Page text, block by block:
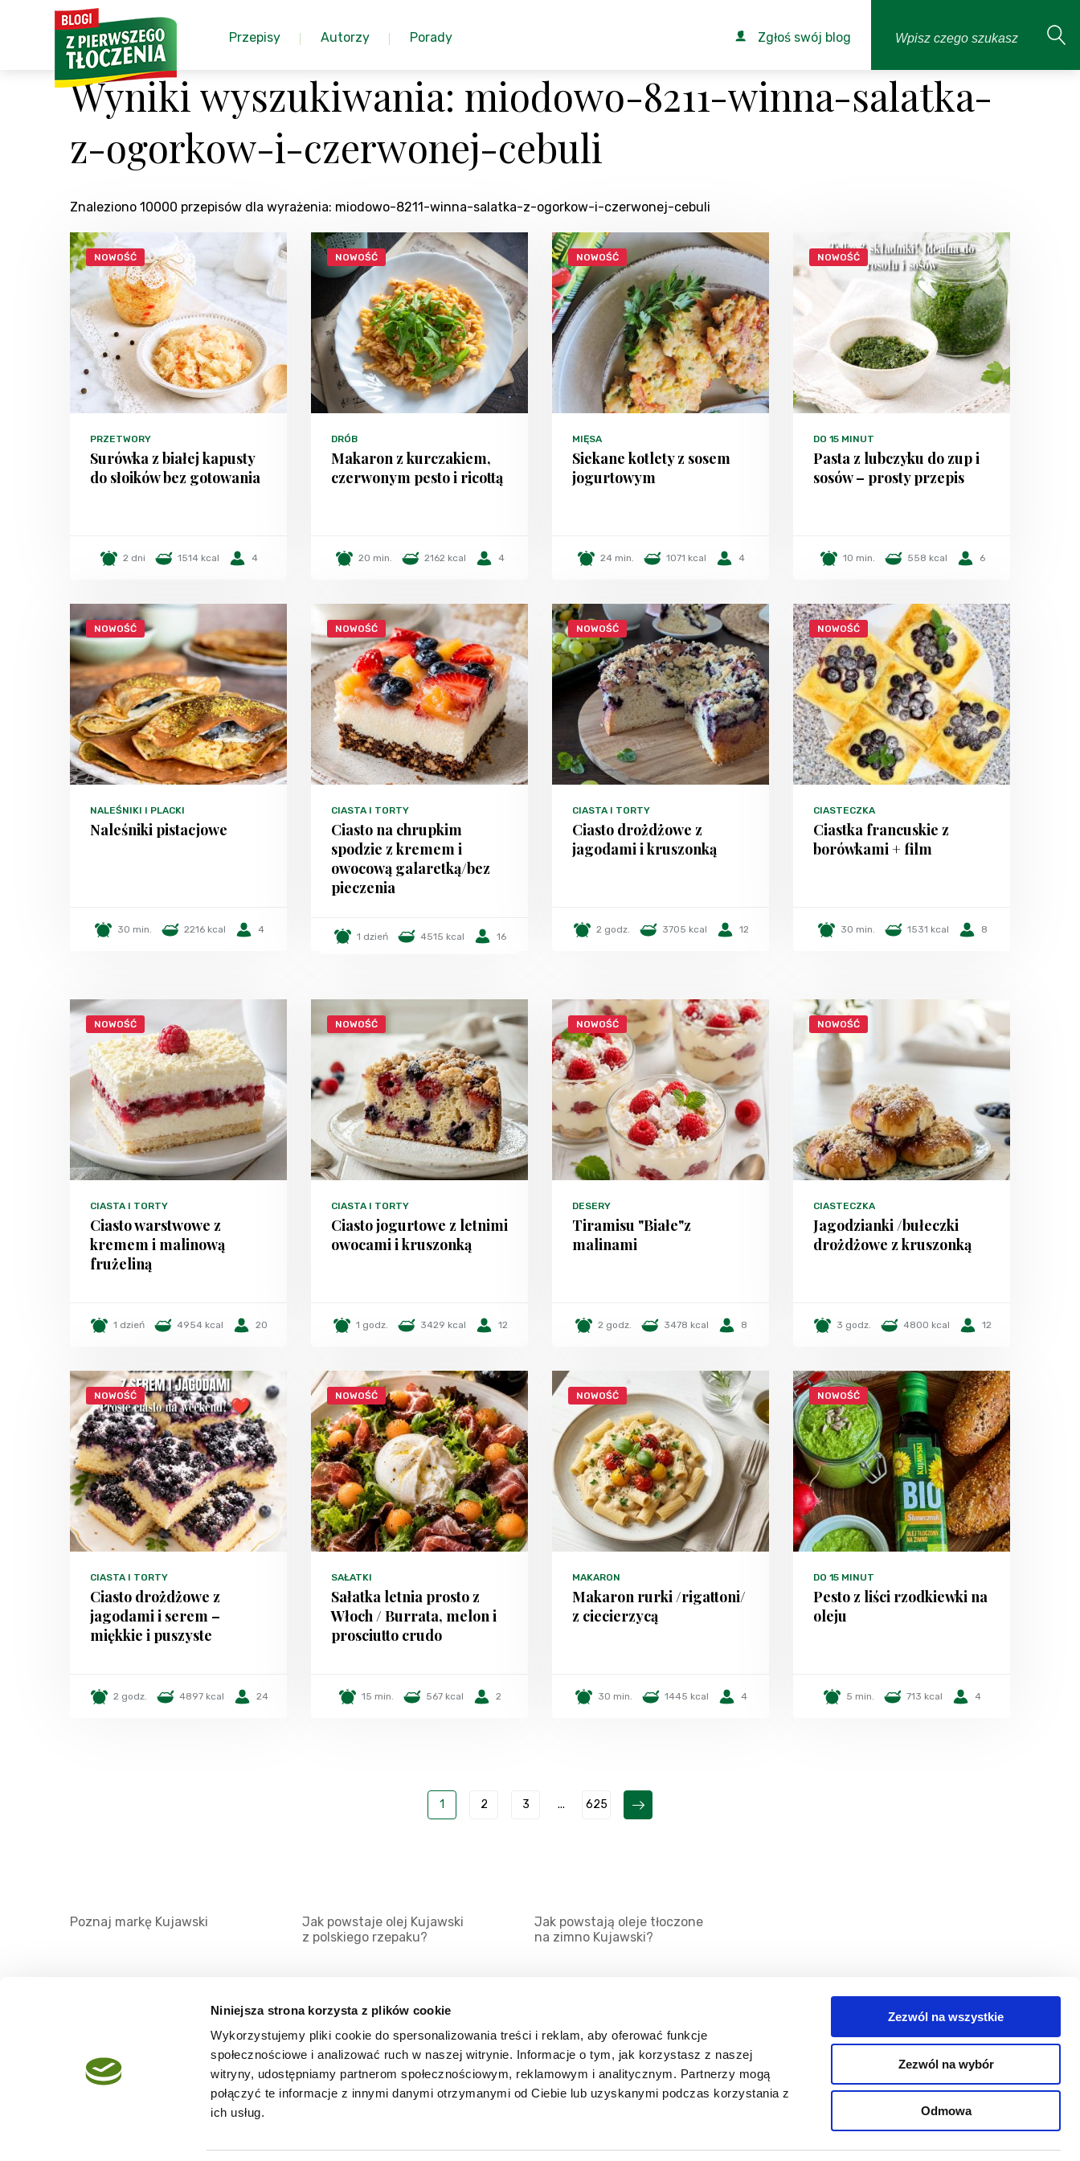
Niniejsza strona korzysta z plików cookie
Wykorzystujemy pliki cookie do spersonalizowania treści i reklam, aby oferować funkcje
społecznościowe i analizować ruch w naszej witrynie. Informacje o tym, jak korzystasz z naszej
witryny, udostępniamy partnerom społecznościowym, reklamowym i analitycznym. Partnerzy mogą
połączyć te informacje z innymi danymi otrzymanymi od Ciebie lub uzyskanymi podczas korzystania z
ich usług.
Zezwól na wszystkie
Zezwól na wybór
Odmowa
Przepisy Autorzy Porady Zgłoś swój blog
Wyniki wyszukiwania: miodowo-8211-winna-salatka-
z-ogorkow-i-czerwonej-cebuli
Znaleziono 10000 przepisów dla wyrażenia: miodowo-8211-winna-salatka-z-ogorkow-i-czerwonej-cebuli
NOWOŚĆ
PRZETWORY
Surówka z białej kapusty
do słoików bez gotowania
2 dni 1514 kcal 4
NOWOŚĆ
DRÓB
Makaron z kurczakiem,
czerwonym pesto i ricottą
20 min. 2162 kcal 4
NOWOŚĆ
MIĘSA
Siekane kotlety z sosem
jogurtowym
24 min. 1071 kcal 4
NOWOŚĆ
DO 15 MINUT
Pasta z lubczyku do zup i
sosów – prosty przepis
10 min. 558 kcal 6
NOWOŚĆ
NALEŚNIKI I PLACKI
Naleśniki pistacjowe
30 min. 2216 kcal 4
NOWOŚĆ
CIASTA I TORTY
Ciasto na chrupkim
spodzie z kremem i
owocową galaretką/bez
pieczenia
1 dzień 4515 kcal 16
NOWOŚĆ
CIASTA I TORTY
Ciasto drożdżowe z
jagodami i kruszonką
2 godz. 3705 kcal 12
NOWOŚĆ
CIASTECZKA
Ciastka francuskie z
borówkami + film
30 min. 1531 kcal 8
NOWOŚĆ
CIASTA I TORTY
Ciasto warstwowe z
kremem i malinową
frużeliną
1 dzień 4954 kcal 20
NOWOŚĆ
CIASTA I TORTY
Ciasto jogurtowe z letnimi
owocami i kruszonką
1 godz. 3429 kcal 12
NOWOŚĆ
DESERY
Tiramisu "Białe"z
malinami
2 godz. 3478 kcal 8
NOWOŚĆ
CIASTECZKA
Jagodzianki /bułeczki
drożdżowe z kruszonką
3 godz. 4800 kcal 12
NOWOŚĆ
CIASTA I TORTY
Ciasto drożdżowe z
jagodami i serem –
miękkie i puszyste
2 godz. 4897 kcal 24
NOWOŚĆ
SAŁATKI
Sałatka letnia prosto z
Włoch / Burrata, melon i
prosciutto crudo
15 min. 567 kcal 2
NOWOŚĆ
MAKARON
Makaron rurki /rigattoni/
z ciecierzycą
30 min. 1445 kcal 4
NOWOŚĆ
DO 15 MINUT
Pesto z liści rzodkiewki na
oleju
5 min. 713 kcal 4
1 2 3 ... 625
Poznaj markę Kujawski
Jak powstaje olej Kujawski
z polskiego rzepaku?
Jak powstają oleje tłoczone
na zimno Kujawski?
Regulamin
Mapa serwisu
Kanały RSS
Porady
Kategorie
Kontakt
Zaloguj się